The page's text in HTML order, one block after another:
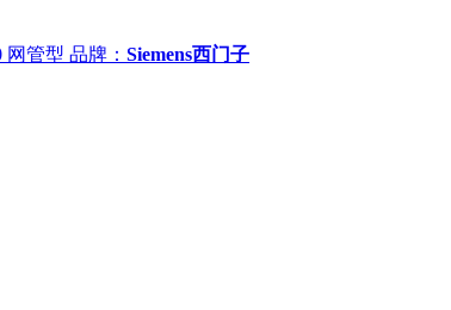
网管型 品牌： Siemens西门子